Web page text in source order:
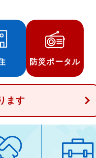
防災ポータル
ます